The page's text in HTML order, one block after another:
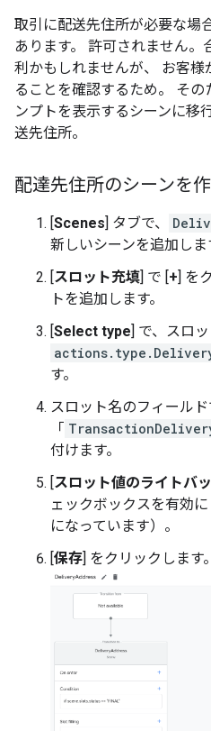
取引に配送先住所が必要な場
あります。 許可されません
利かもしれませんが、 お客
ることを確認するため。 そ
ンプトを表示するシーンに移
送先住所。
配達先住所のシーンを
Scenes ] タブで、
新しいシーンを追加しま
スロット充填 ] で [ + ] を
トを追加します。
Select type ] で、スロ
す。
スロット名のフィール
「
付けます。
スロット値のライトバ
ェックボックスを有効
になっています）。
保存 ] をクリックします。